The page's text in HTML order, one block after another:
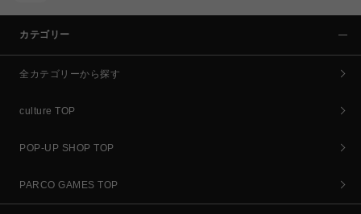
カテゴリー
全カテゴリーから探す
culture TOP
POP-UP SHOP TOP
PARCO GAMES TOP